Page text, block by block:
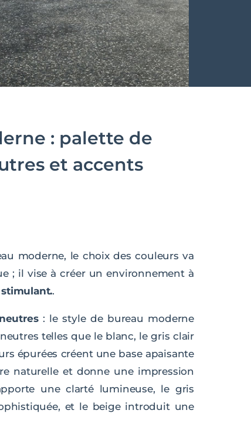
: palette de
et accents
moderne, le choix des couleurs va
; il vise à créer un environnement à
stimulant..
: le style de bureau moderne
telles que le blanc, le gris clair
épurées créent une base apaisante
naturelle et donne une impression
une clarté lumineuse, le gris
et le beige introduit une